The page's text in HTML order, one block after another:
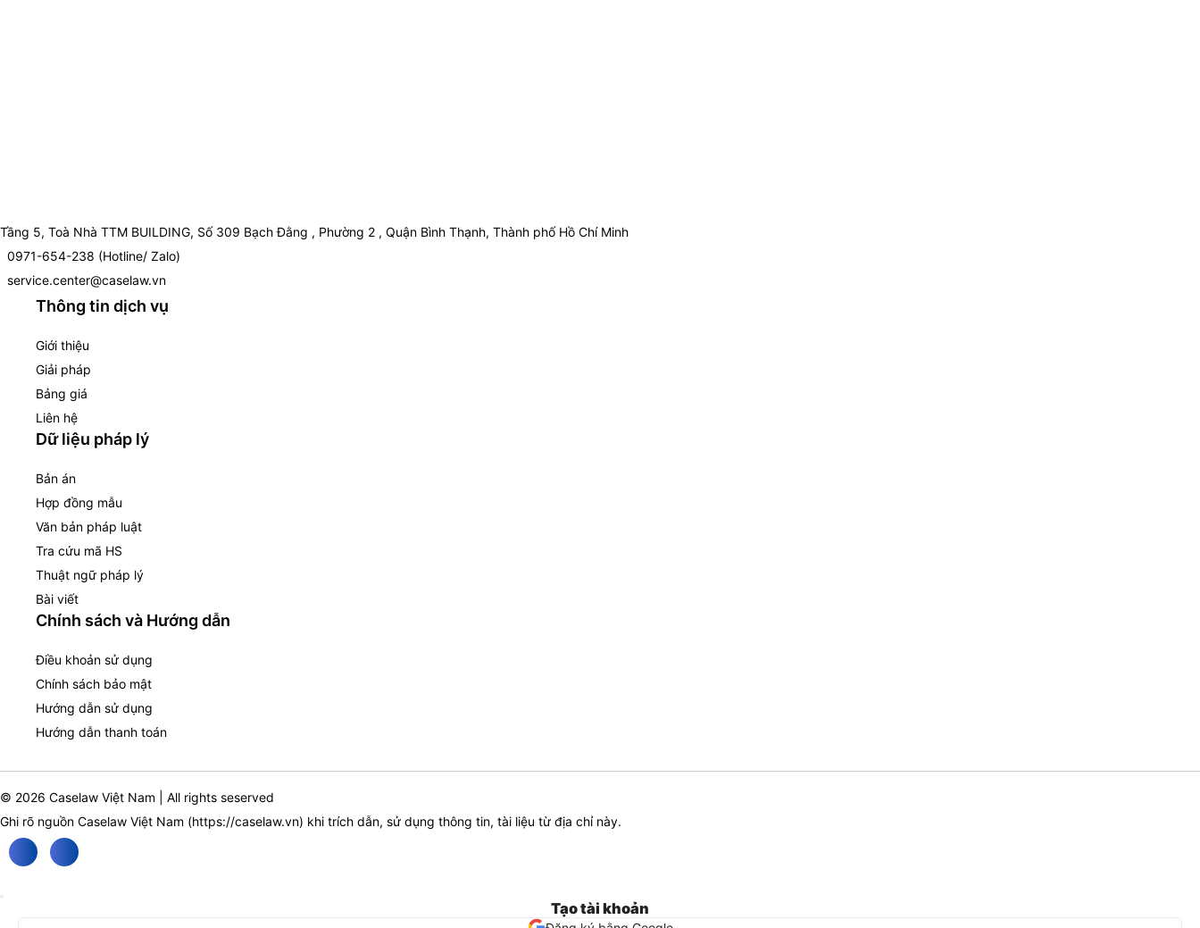
Tầng 5, Toà Nhà TTM BUILDING, Số 309 Bạch Đằng , Phường 2 , Quận Bình Thạnh, Thành phố Hồ Chí Minh
0971-654-238 (Hotline/ Zalo)
service.center@caselaw.vn
Thông tin dịch vụ
Giới thiệu
Giải pháp
Bảng giá
Liên hệ
Dữ liệu pháp lý
Bản án
Hợp đồng mẫu
Văn bản pháp luật
Tra cứu mã HS
Thuật ngữ pháp lý
Bài viết
Chính sách và Hướng dẫn
Điều khoản sử dụng
Chính sách bảo mật
Hướng dẫn sử dụng
Hướng dẫn thanh toán
© 2026 Caselaw Việt Nam | All rights seserved
Ghi rõ nguồn Caselaw Việt Nam (https://caselaw.vn) khi trích dẫn, sử dụng thông tin, tài liệu từ địa chỉ này.
Tạo tài khoản